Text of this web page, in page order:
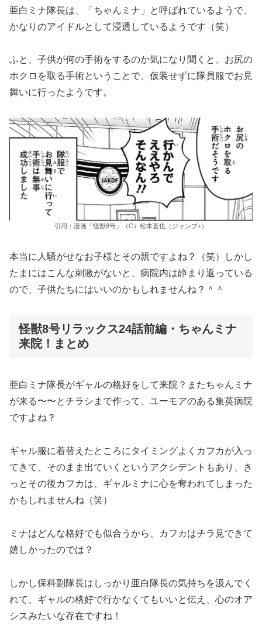
亜白ミナ隊長は、「ちゃんミナ」と呼ばれているようで、
かなりのアイドルとして浸透しているようです（笑）
ふと、子供が何の手術をするのか気になり聞くと、お尻の
ホクロを取る手術ということで、仮装せずに隊員服でお見
舞いに行ったようです。
引用：漫画「怪獣8号」（C）松本直也（ジャンプ+）
本当に人騒がせなお子様とその親ですよね？（笑）しかし
たまにはこんな刺激がないと、病院内は静まり返っている
ので、子供たちにはいいのかもしれませんね？＾＾
怪獣8号リラックス24話前編・ちゃんミナ
来院！まとめ
亜白ミナ隊長がギャルの格好をして来院？またちゃんミナ
が来る〜〜とチラシまで作って、ユーモアのある集英病院
ですよね？
ギャル服に着替えたところにタイミングよくカフカが入っ
てきて、そのまま出ていくというアクシデントもあり、き
っとその後カフカは、ギャルミナに心を奪われてしまった
かもしれませんね（笑）
ミナはどんな格好でも似合うから、カフカはチラ見できて
嬉しかったのでは？
しかし保科副隊長はしっかり亜白隊長の気持ちを汲んでく
れて、ギャルの格好で行かなくてもいいと伝え、心のオア
シスみたいな存在ですね！